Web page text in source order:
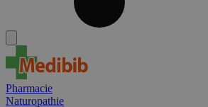
Pharmacie
Naturopathie